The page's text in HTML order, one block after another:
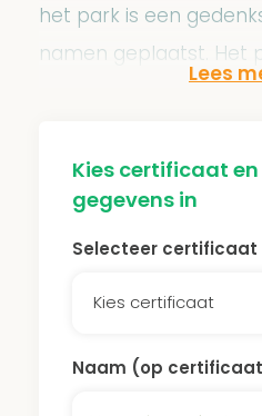
het park is een
namen geplaatst. Het
in de heuvels van
verwoestijning en
bescherming voor
De JNF bossen
onderhouden en
toegankelijk voor
Kies certificaat
gegevens in
Selecteer certificaat
Kies certificaat
Naam (op